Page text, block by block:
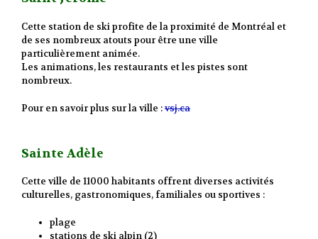
Cette station de ski profite de la proximité de Montréal et
de ses nombreux atouts pour être une ville
particulièrement animée.
Les animations, les restaurants et les pistes sont
nombreux.
Pour en savoir plus sur la ville :vsj.ca
Sainte Adèle
Cette ville de 11000 habitants offrent diverses activités
culturelles, gastronomiques, familiales ou sportives :
plage
stations de ski alpin (2)